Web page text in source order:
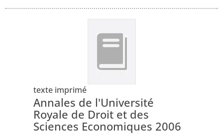
texte imprimé
Annales de l'Université
Royale de Droit et des
Sciences Economiques 2006